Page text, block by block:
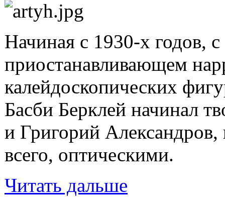
Начиная с 1930-х годов,
приостанавливающем
калейдоскопических
Басби Берклей начинал
и Григорий
всего, оптическими.
Читать дальше